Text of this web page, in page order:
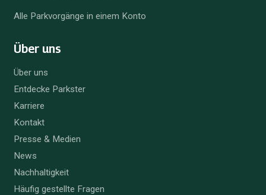
Alle Parkvorgänge in einem Konto
Über uns
Über uns
Entdecke Parkster
Karriere
Kontakt
Presse & Medien
News
Nachhaltigkeit
Häufig gestellte Fragen